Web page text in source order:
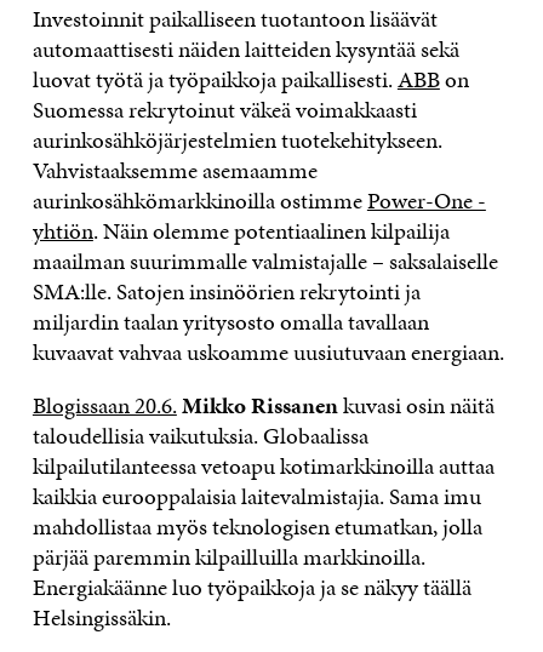
Investoinnit paikalliseen tuotantoon lisäävät
automaattisesti näiden laitteiden kysyntää sekä
luovat työtä ja työpaikkoja paikallisesti.ABBon
Suomessa rekrytoinut väkeä voimakkaasti
aurinkosähköjärjestelmien tuotekehitykseen.
Vahvistaaksemme asemaamme
aurinkosähkömarkkinoilla ostimmePower-One -
yhtiön. Näin olemme potentiaalinen kilpailija
maailman suurimmalle valmistajalle – saksalaiselle
SMA:lle. Satojen insinöörien rekrytointi ja
miljardin taalan yritysosto omalla tavallaan
kuvaavat vahvaa uskoamme uusiutuvaan energiaan.
Blogissaan 20.6.Mikko Rissanenkuvasi osin näitä
taloudellisia vaikutuksia. Globaalissa
kilpailutilanteessa vetoapu kotimarkkinoilla auttaa
kaikkia eurooppalaisia laitevalmistajia. Sama imu
mahdollistaa myös teknologisen etumatkan, jolla
pärjää paremmin kilpailluilla markkinoilla.
Energiakäänne luo työpaikkoja ja se näkyy täällä
Helsingissäkin.